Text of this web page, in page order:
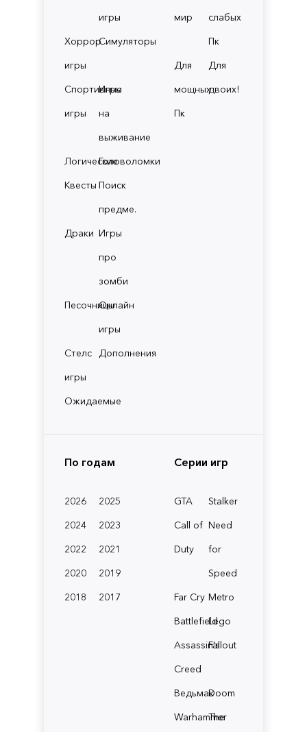
игры
Хоррор
игры
Симуляторы
Спортивные
игры
Игры
на
выживание
ЛогическиеГоловоломки
Квесты Поиск
предме.
Драки Игры
про
зомби
ПесочницыОнлайн
игры
Стелс
игры
Дополнения
Ожидаемые
мир
слабых
Пк
Для
мощных
Пк
Для
двоих!
По годам
2026
2025
2024
2023
2022
2021
2020
2019
2018
2017
Серии игр
GTA
Stalker
Call of
Duty
Need
for
Speed
Far Cry Metro
BattlefieldLego
Assassin's
Creed
Fallout
ВедьмакDoom
Warhammer
The